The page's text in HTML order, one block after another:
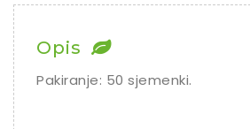
Ostalo sjeme
Opis
Pakiranje: 50 sjemenki.